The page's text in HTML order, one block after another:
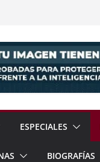
ESPECIALES
BIOGRAFÍAS